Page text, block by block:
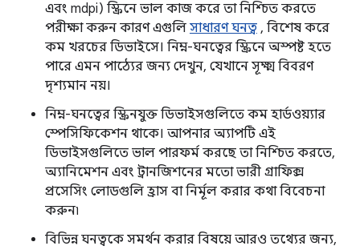
এবং mdpi) স্ক্রিনে ভাল কাজ করে তা নিশ্চিত করতে
পরীক্ষা করুন কারণ এগুলি সাধারণ ঘনত্ব , বিশেষ করে
কম খরচের ডিভাইসে। নিম্ন-ঘনত্বের স্ক্রিনে অস্পষ্ট হতে
পারে এমন পাঠ্যের জন্য দেখুন, যেখানে সূক্ষ্ম বিবরণ
দৃশ্যমান নয়।
নিম্ন-ঘনত্বের স্ক্রিনযুক্ত ডিভাইসগুলিতে কম হার্ডওয়্যার
স্পেসিফিকেশন থাকে। আপনার অ্যাপটি এই
ডিভাইসগুলিতে ভাল পারফর্ম করছে তা নিশ্চিত করতে,
অ্যানিমেশন এবং ট্রানজিশনের মতো ভারী গ্রাফিক্স
প্রসেসিং লোডগুলি হ্রাস বা নির্মূল করার কথা বিবেচনা
করুন৷
বিভিন্ন ঘনত্বকে সমর্থন করার বিষয়ে আরও তথ্যের জন্য,